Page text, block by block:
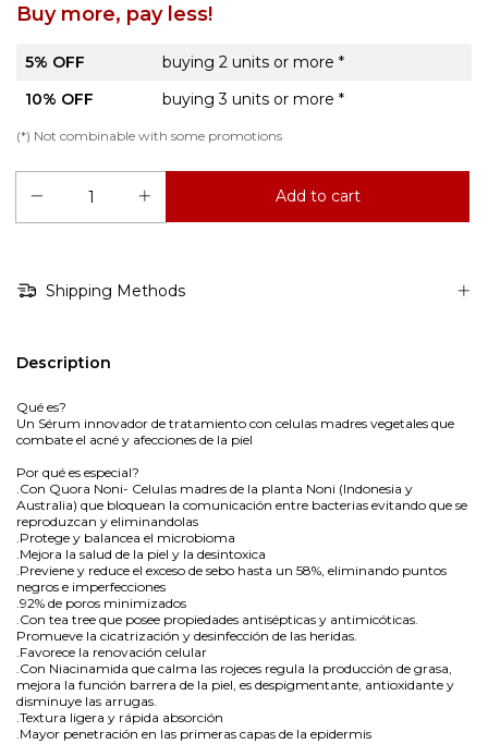
Buy more, pay less!
5% OFF
buying 2 units or more *
10% OFF
buying 3 units or more *
(*) Not combinable with some promotions
Shipping Methods
Description
Qué es?
Un Sérum innovador de tratamiento con celulas madres vegetales que
combate el acné y afecciones de la piel
Por qué es especial?
.Con Quora Noni- Celulas madres de la planta Noni (Indonesia y
Australia) que bloquean la comunicación entre bacterias evitando que se
reproduzcan y eliminandolas
.Protege y balancea el microbioma
.Mejora la salud de la piel y la desintoxica
.Previene y reduce el exceso de sebo hasta un 58%, eliminando puntos
negros e imperfecciones
.92% de poros minimizados
.Con tea tree que posee propiedades antisépticas y antimicóticas.
Promueve la cicatrización y desinfección de las heridas.
.Favorece la renovación celular
.Con Niacinamida que calma las rojeces regula la producción de grasa,
mejora la función barrera de la piel, es despigmentante, antioxidante y
disminuye las arrugas.
.Textura ligera y rápida absorción
.Mayor penetración en las primeras capas de la epidermis